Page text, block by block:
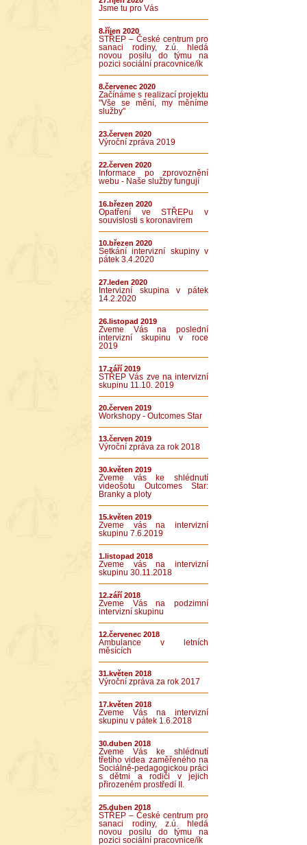
Jsme tu pro Vás
8.říjen 2020
STŘEP – České centrum pro
sanaci rodiny, z.ú. hledá
novou posilu do týmu na
pozici sociální pracovnice/ík
8.červenec 2020
Začínáme s realizací projektu
"Vše se mění, my měníme
služby"
23.červen 2020
Výroční zpráva 2019
22.červen 2020
Informace po zprovoznění
webu - Naše služby fungují
16.březen 2020
Opatření ve STŘEPu v
souvislosti s koronavirem
10.březen 2020
Setkání intervizní skupiny v
pátek 3.4.2020
27.leden 2020
Intervizní skupina v pátek
14.2.2020
26.listopad 2019
Zveme Vás na poslední
intervizní skupinu v roce
2019
17.září 2019
STŘEP Vás zve na intervizní
skupinu 11.10. 2019
20.červen 2019
Workshopy - Outcomes Star
13.červen 2019
Výroční zpráva za rok 2018
30.květen 2019
Zveme vás ke shlédnutí
videošotu Outcomes Star:
Branky a ploty
15.květen 2019
Zveme vás na intervizní
skupinu 7.6.2019
1.listopad 2018
Zveme vás na intervizní
skupinu 30.11.2018
12.září 2018
Zveme Vás na podzimní
intervizní skupinu
12.červenec 2018
Ambulance v letních
měsících
31.květen 2018
Výroční zpráva za rok 2017
17.květen 2018
Zveme Vás na intervizní
skupinu v pátek 1.6.2018
30.duben 2018
Zveme Vás ke shlédnutí
třetího videa zaměřeného na
Sociálně-pedagogickou práci
s dětmi a rodiči v jejich
přirozeném prostředí II.
25.duben 2018
STŘEP – České centrum pro
sanaci rodiny, z.ú. hledá
novou posilu do týmu na
pozici sociální pracovnice/ík